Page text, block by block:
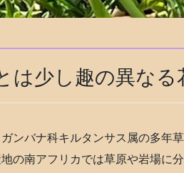
は少し趣の異なる
ンバナ科キルタンサス属の多年
の南アフリカでは草原や岩場に